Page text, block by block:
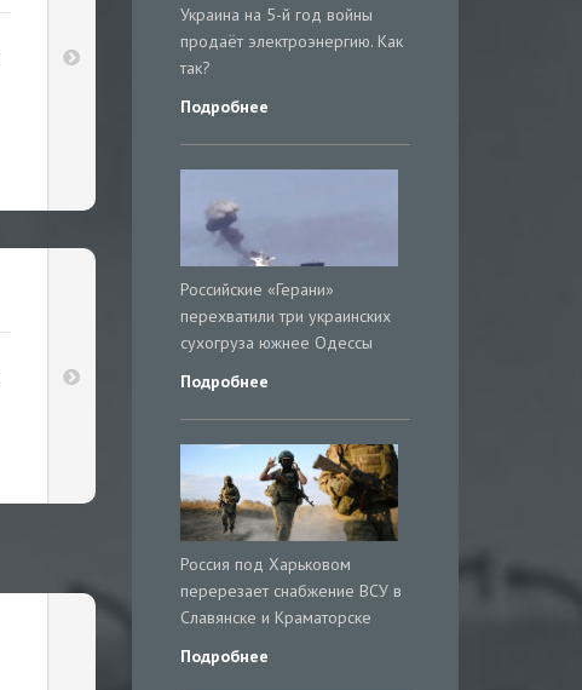
Украина на 5-й год войны
продаёт электроэнергию. Как
так?
Подробнее
Российские «Герани»
перехватили три украинских
сухогруза южнее Одессы
Подробнее
Россия под Харьковом
перерезает снабжение ВСУ в
Славянске и Краматорске
Подробнее